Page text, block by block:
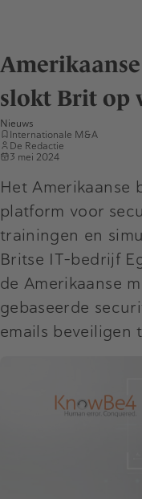
slokt Brit op
Nieuws
Internationale M&A
De Redactie
3 mei 2024
Het Amerikaanse
platform voor
trainingen en
Britse IT-bedrijf
de Amerikaanse
gebaseerde
emails beveiligen